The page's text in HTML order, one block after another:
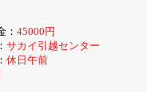
： 45000円
サカイ引越センター
休日午前